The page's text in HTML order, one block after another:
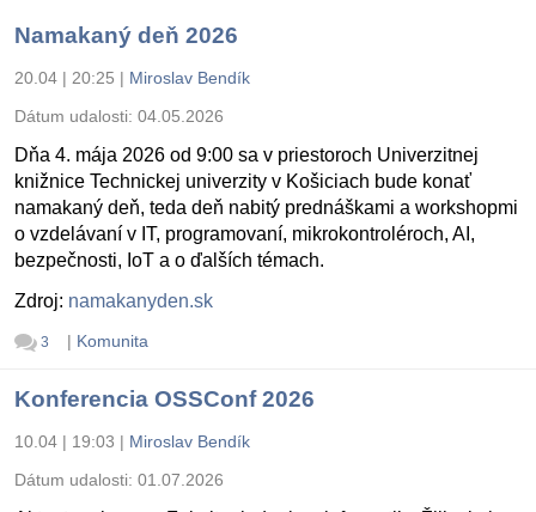
Namakaný deň 2026
20.04 | 20:25 | Miroslav Bendík
Dátum udalosti: 04.05.2026
Dňa 4. mája 2026 od 9:00 sa v priestoroch Univerzitnej
knižnice Technickej univerzity v Košiciach bude konať
namakaný deň, teda deň nabitý prednáškami a workshopmi
o vzdelávaní v IT, programovaní, mikrokontroléroch, AI,
bezpečnosti, IoT a o ďalších témach.
Zdroj: namakanyden.sk
3 | Komunita
Konferencia OSSConf 2026
10.04 | 19:03 | Miroslav Bendík
Dátum udalosti: 01.07.2026